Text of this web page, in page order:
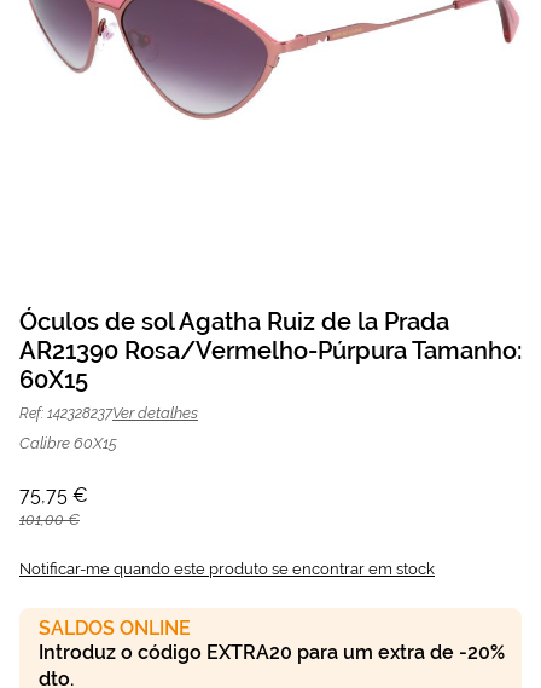
Óculos de sol Agatha Ruiz de la Prada
AR21390 Rosa/Vermelho-Púrpura |
Mais Optica
75,75 €
para
o
início
da
Galeria
de
Óculos de sol Agatha Ruiz de la Prada
AR21390 Rosa/Vermelho-Púrpura Tamanho:
60X15
Ref: 142328237Ver detalhes
Calibre 60X15
75,75 €
101,00 €
Notificar-me quando este produto se encontrar em stock
SALDOS ONLINE
Introduz o código EXTRA20 para um extra de -20%
dto.